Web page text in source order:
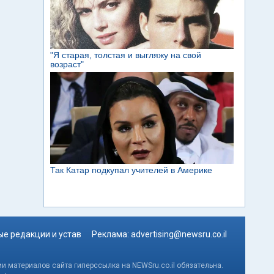
редакции и устав Реклама: advertising@newsru.co.il
сайта гиперссылка на NEWSru.co.il обязательна.